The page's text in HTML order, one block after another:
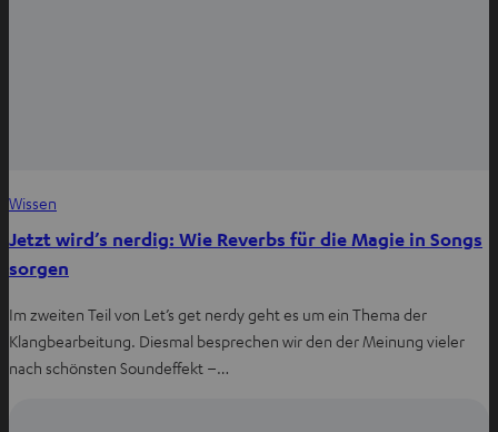
Wissen
Jetzt wird’s nerdig: Wie Reverbs für die Magie in Songs
sorgen
Im zweiten Teil von Let’s get nerdy geht es um ein Thema der
Klangbearbeitung. Diesmal besprechen wir den der Meinung vieler
nach schönsten Soundeffekt –…